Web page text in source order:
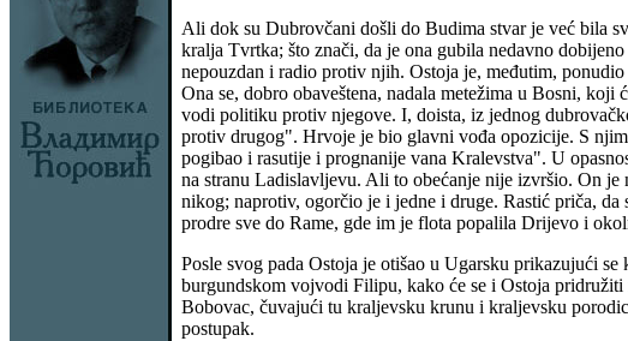
Ali dok su Dubrovčani došli do Budima stvar je već bila
kralja Tvrtka; što znači, da je ona gubila nedavno
nepouzdan i radio protiv njih. Ostoja je, međutim,
Ona se, dobro obaveštena, nadala metežima u Bosni,
vodi politiku protiv njegove. I, doista, iz jednog
protiv drugog". Hrvoje je bio glavni vođa opozicije. S
pogibao i rasutije i prognanije vana Kralevstva". U
na stranu Ladislavljevu. Ali to obećanje nije izvršio. On
nikog; naprotiv, ogorčio je i jedne i druge. Rastić priča,
prodre sve do Rame, gde im je flota popalila Drijevo i
Posle svog pada Ostoja je otišao u Ugarsku prikazujući
burgundskom vojvodi Filipu, kako će se i Ostoja
Bobovac, čuvajući tu kraljevsku krunu i kraljevsku
postupak.